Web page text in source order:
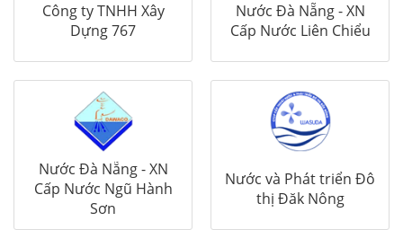
Công ty TNHH Xây
Dựng 767
Nước Đà Nẵng - XN
Cấp Nước Liên Chiểu
Nước Đà Nẵng - XN
Cấp Nước Ngũ Hành
Sơn
Nước và Phát triển Đô
thị Đăk Nông